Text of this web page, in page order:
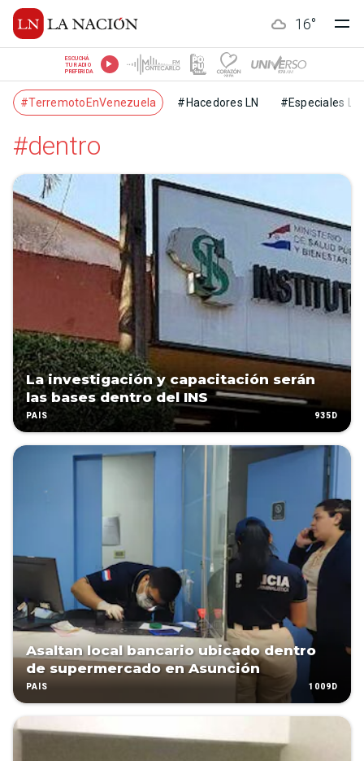
16°
ESCUCHÁ
TU RADIO
PREFERIDA
#TerremotoEnVenezuela #Hacedores LN #Especiales LN
#dentro
La investigación y capacitación serán
las bases dentro del INS
PAÍS 935D
Asaltan local bancario ubicado dentro
de supermercado en Asunción
PAÍS 1009D